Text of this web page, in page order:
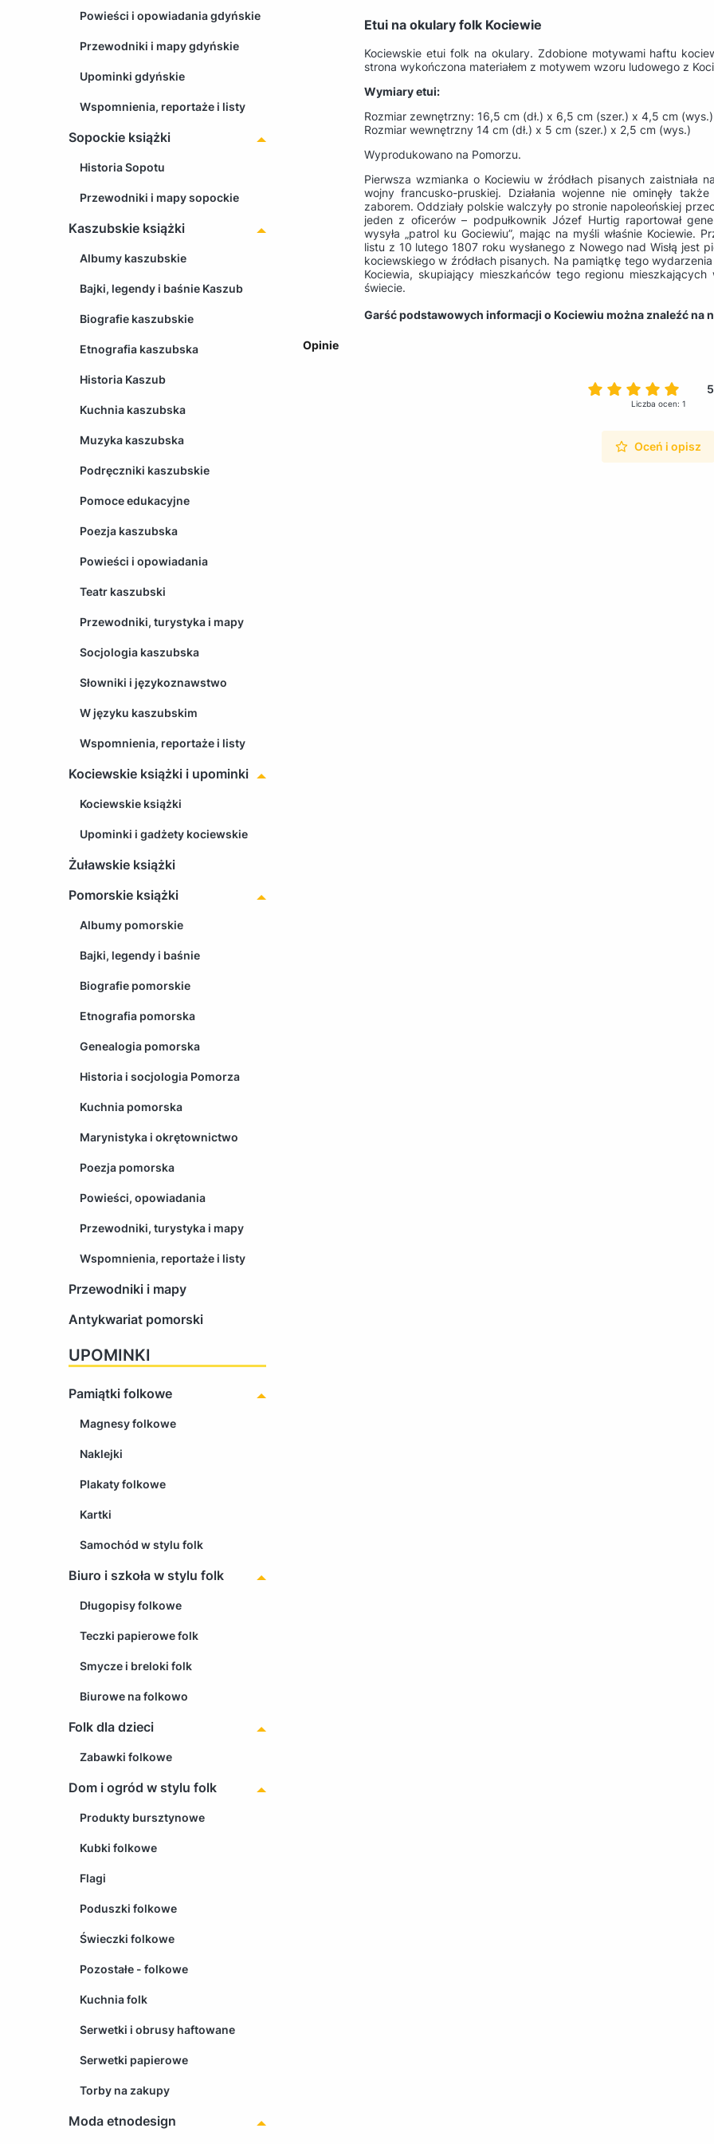
Powieści i opowiadania gdyńskie
Przewodniki i mapy gdyńskie
Upominki gdyńskie
Wspomnienia, reportaże i listy
Sopockie książki
Historia Sopotu
Przewodniki i mapy sopockie
Kaszubskie książki
Albumy kaszubskie
Bajki, legendy i baśnie Kaszub
Biografie kaszubskie
Etnografia kaszubska
Historia Kaszub
Kuchnia kaszubska
Muzyka kaszubska
Podręczniki kaszubskie
Pomoce edukacyjne
Poezja kaszubska
Powieści i opowiadania
Teatr kaszubski
Przewodniki, turystyka i mapy
Socjologia kaszubska
Słowniki i językoznawstwo
W języku kaszubskim
Wspomnienia, reportaże i listy
Kociewskie książki i upominki
Kociewskie książki
Upominki i gadżety kociewskie
Żuławskie książki
Pomorskie książki
Albumy pomorskie
Bajki, legendy i baśnie
Biografie pomorskie
Etnografia pomorska
Genealogia pomorska
Historia i socjologia Pomorza
Kuchnia pomorska
Marynistyka i okrętownictwo
Poezja pomorska
Powieści, opowiadania
Przewodniki, turystyka i mapy
Wspomnienia, reportaże i listy
Przewodniki i mapy
Antykwariat pomorski
UPOMINKI
Pamiątki folkowe
Magnesy folkowe
Naklejki
Plakaty folkowe
Kartki
Samochód w stylu folk
Biuro i szkoła w stylu folk
Długopisy folkowe
Teczki papierowe folk
Smycze i breloki folk
Biurowe na folkowo
Folk dla dzieci
Zabawki folkowe
Dom i ogród w stylu folk
Produkty bursztynowe
Kubki folkowe
Flagi
Poduszki folkowe
Świeczki folkowe
Pozostałe - folkowe
Kuchnia folk
Serwetki i obrusy haftowane
Serwetki papierowe
Torby na zakupy
Moda etnodesign
Etui na okulary folk Kociewie
Kociewskie etui folk na okulary. Zdobione motywami haftu
strona wykończona materiałem z motywem wzoru ludowego z
Wymiary etui:
Rozmiar zewnętrzny: 16,5 cm (dł.) x 6,5 cm (szer.) x 4,5 cm (wys.)
Rozmiar wewnętrzny 14 cm (dł.) x 5 cm (szer.) x 2,5 cm (wys.)
Wyprodukowano na Pomorzu.
Pierwsza wzmianka o Kociewiu w źródłach pisanych zaistniała
wojny francusko-pruskiej. Działania wojenne nie ominęły
zaborem. Oddziały polskie walczyły po stronie napoleońskiej
jeden z oficerów – podpułkownik Józef Hurtig raportował
wysyła „patrol ku Gociewiu”, mając na myśli właśnie
listu z 10 lutego 1807 roku wysłanego z Nowego nad Wisłą jest
kociewskiego w źródłach pisanych. Na pamiątkę tego
Kociewia, skupiający mieszkańców tego regionu
świecie.
Garść podstawowych informacji o Kociewiu można znaleźć na
Opinie
Liczba ocen: 1
Oceń i opisz